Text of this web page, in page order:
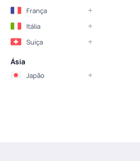
França
Itália
Suíça
Ásia
Japão